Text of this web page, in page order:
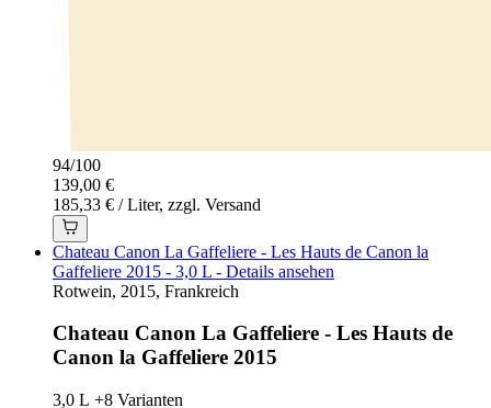
94/100
139,00 €
185,33 € / Liter, zzgl. Versand
Chateau Canon La Gaffeliere - Les Hauts de Canon la
Gaffeliere 2015 - 3,0 L - Details ansehen
Rotwein, 2015, Frankreich
Chateau Canon La Gaffeliere - Les Hauts de
Canon la Gaffeliere 2015
3,0 L +8 Varianten